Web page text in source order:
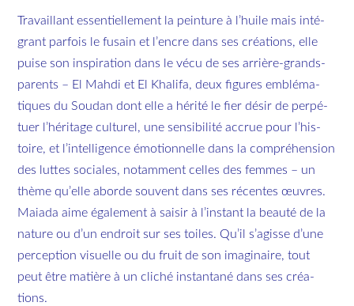
Tra­vaillant es­sen­tiel­le­ment la pein­ture à l’huile mais in­té­
grant par­fois le fu­sain et l’encre dans ses créa­tions, elle
puise son ins­pi­ra­tion dans le vécu de ses ar­rière-grands-
pa­rents – El Mahdi et El Khalifa, deux fi­gures em­blé­ma­
tiques du Sou­dan dont elle a hé­rité le fier désir de per­pé­
tuer l’hé­ri­tage cultu­rel, une sen­si­bi­lité ac­crue pour l’his­
toire, et l’in­tel­li­gence émo­tion­nelle dans la com­pré­hen­sion
des luttes so­ciales, no­tam­ment celles des femmes – un
thème qu’elle aborde sou­vent dans ses ré­centes œuvres.
Maiada aime éga­le­ment à sai­sir à l’ins­tant la beauté de la
na­ture ou d’un en­droit sur ses toiles. Qu’il s’agisse d’une
per­cep­tion vi­suelle ou du fruit de son ima­gi­naire, tout
peut être ma­tière à un cli­ché ins­tan­tané dans ses créa­
tions.